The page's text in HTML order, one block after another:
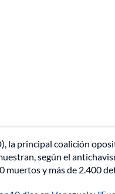
la principal coalición
según el
muertos y más de 2.400